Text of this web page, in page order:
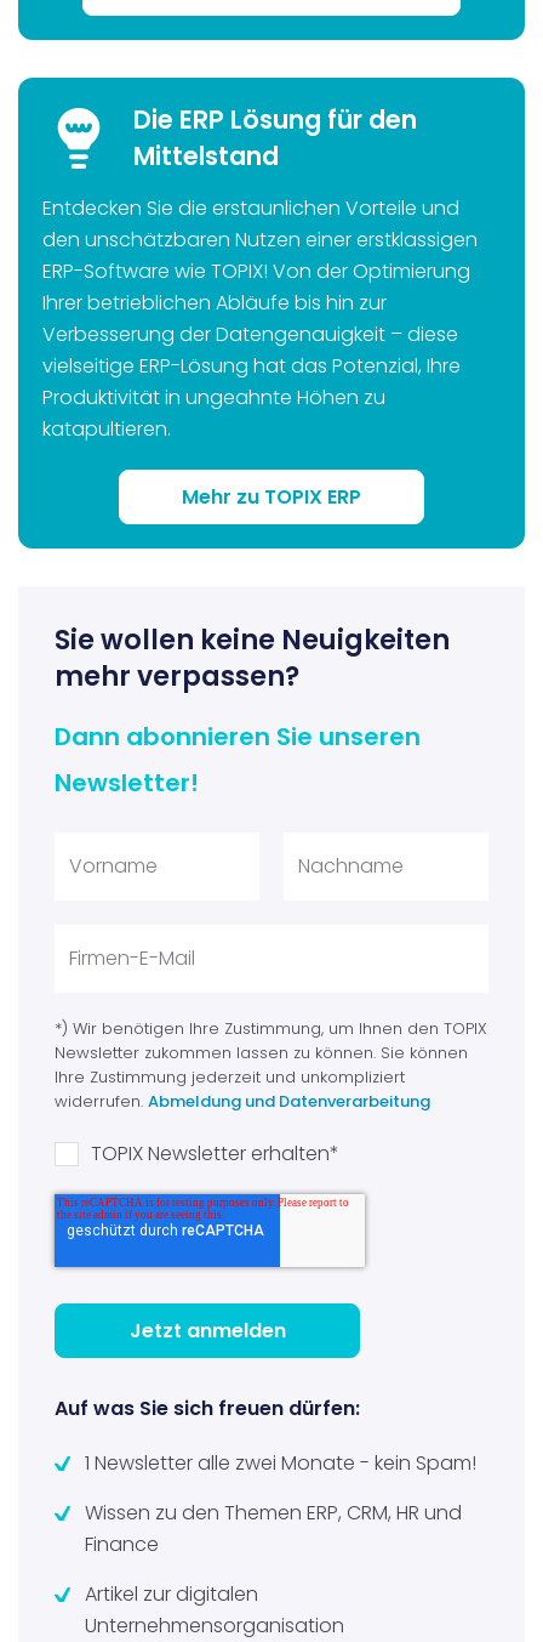
Die ERP Lösung für den
Mittelstand
Entdecken Sie die erstaunlichen Vorteile und
den unschätzbaren Nutzen einer erstklassigen
ERP-Software wie TOPIX! Von der Optimierung
Ihrer betrieblichen Abläufe bis hin zur
Verbesserung der Datengenauigkeit – diese
vielseitige ERP-Lösung hat das Potenzial, Ihre
Produktivität in ungeahnte Höhen zu
katapultieren.
Mehr zu TOPIX ERP
Sie wollen keine Neuigkeiten
mehr verpassen?
Dann abonnieren Sie unseren
Newsletter!
*) Wir benötigen Ihre Zustimmung, um Ihnen den TOPIX
Newsletter zukommen lassen zu können. Sie können
Ihre Zustimmung jederzeit und unkompliziert
widerrufen.Abmeldung und Datenverarbeitung
TOPIX Newsletter erhalten*
Auf was Sie sich freuen dürfen:
1 Newsletter alle zwei Monate - kein Spam!
Wissen zu den Themen ERP, CRM, HR und
Finance
Artikel zur digitalen
Unternehmensorganisation